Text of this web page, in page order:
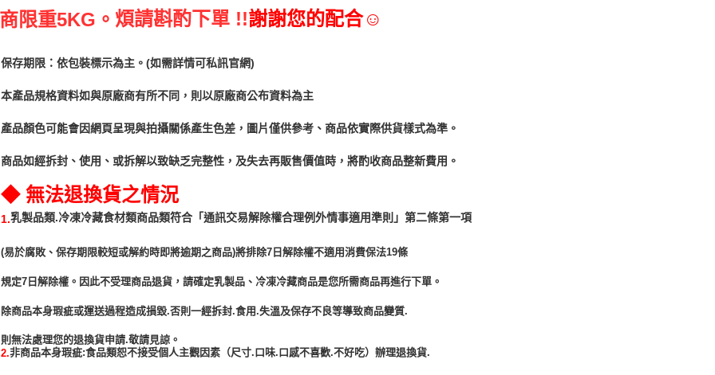
限重5KG。 煩請斟酌下單 !!謝謝您的配合☺
保存期限：依包裝標示為主。(如需詳情可私訊官網)
本產品規格資料如與原廠商有所不同，則以原廠商公布資料為主
產品顏色可能會因網頁呈現與拍攝關係產生色差，圖片僅供參考、商品依實際供貨樣式為準。
商品如經拆封、使用、或拆解以致缺乏完整性，及失去再販售價值時，將酌收商品整﻿新費用。
◆ 無法退換貨之情況
1.乳製品類.冷凍冷藏食材類商品類符合 「通訊交易解除權合理例外情事適用準則」第二條第一項
(易於腐敗、保存期限較短或解約時即將逾期之商品)將排除7日解除權不適用消費保法19條
規定7日解除權。因此不受理商品退貨，請確定乳製品、冷凍冷藏商品是您所需商品再進行下單。
除商品本身瑕疵或運送過程造成損毀.否則一經拆封.食用.失溫及保存不良等導致商品變質.
2.非商品本身瑕疵:食品類恕不接受個人主觀因素（尺寸.口味.口感不喜歡.不好吃）辦理退換貨.